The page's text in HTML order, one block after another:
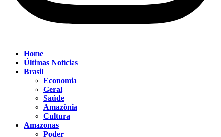
Home
Últimas Notícias
Brasil
Economia
Geral
Saúde
Amazônia
Cultura
Amazonas
Poder